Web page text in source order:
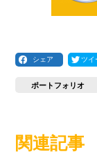
シェア ツイ
ポートフォリオ
関連記事